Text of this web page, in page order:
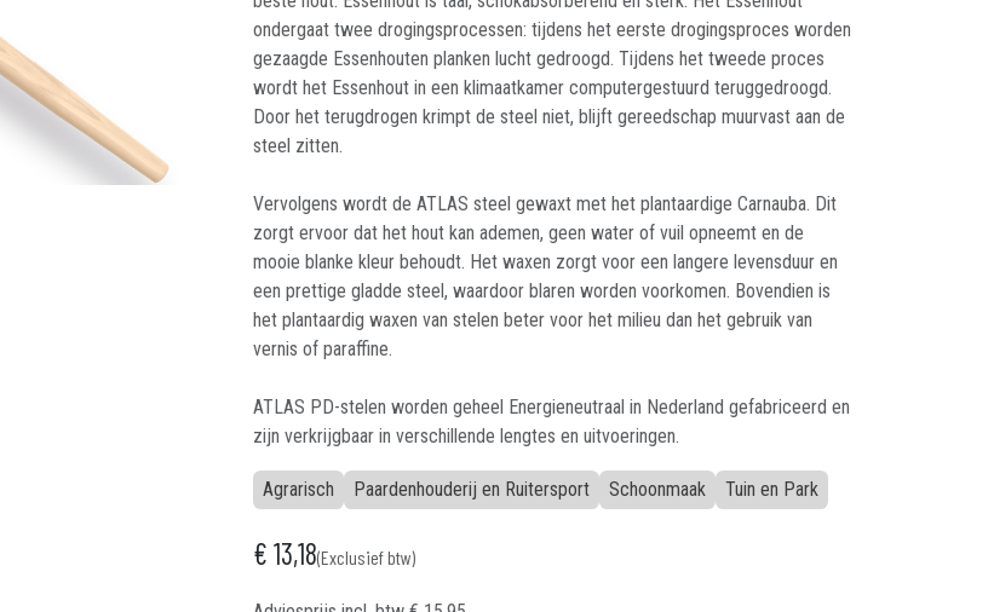
ondergaat twee drogingsprocessen: tijdens het eerste drogingsproces worden
gezaagde Essenhouten planken lucht gedroogd. Tijdens het tweede proces
wordt het Essenhout in een klimaatkamer computergestuurd teruggedroogd.
Door het terugdrogen krimpt de steel niet, blijft gereedschap muurvast aan de
steel zitten.
Vervolgens wordt de ATLAS steel gewaxt met het plantaardige Carnauba. Dit
zorgt ervoor dat het hout kan ademen, geen water of vuil opneemt en de
mooie blanke kleur behoudt. Het waxen zorgt voor een langere levensduur en
een prettige gladde steel, waardoor blaren worden voorkomen. Bovendien is
het plantaardig waxen van stelen beter voor het milieu dan het gebruik van
vernis of paraffine.
ATLAS PD-stelen worden geheel Energieneutraal in Nederland gefabriceerd en
zijn verkrijgbaar in verschillende lengtes en uitvoeringen.
Agrarisch Paardenhouderij en Ruitersport Schoonmaak Tuin en Park
€ 13,18(Exclusief btw)